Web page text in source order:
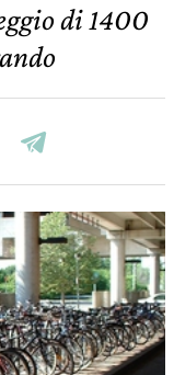
di 1400